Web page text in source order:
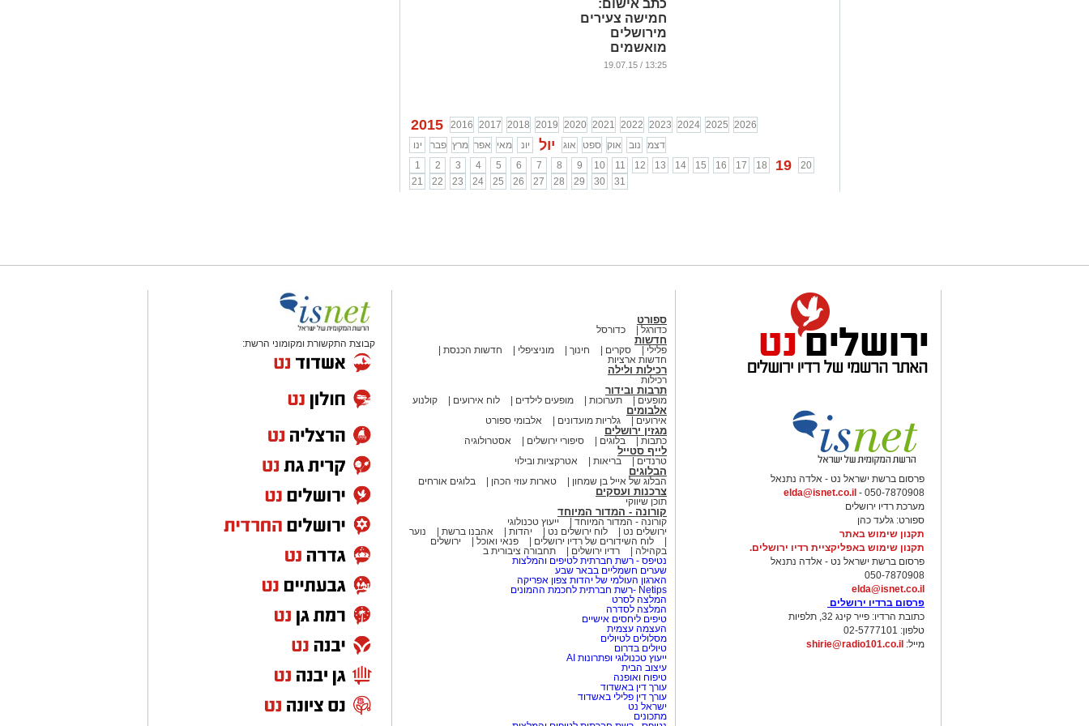
כתב אישום:
חמישה צעירים
מירושלים
מואשמים
בתקיפת אדם
13:25 / 19.07.15
2015 2016 2017 2018 2019 2020 2021 2022 2023 2024 2025 2026
ינו
פבר מרץ אפר מאי יונ יול אוג ספט אוק נוב
דצמ
1
2 3 4 5 6 7 8 9 10 11 12 13 14 15 16 17 18 19
20
21
22 23 24 25 26 27 28 29 30 31
פרסום ברשת ישראל נט - אלדה נתנאל
050-7870908 -
elda@isnet.co.il
מערכת רדיו ירושלים
ספורט: גלעד כהן
תקנון שימוש באתר
תקנון שימוש באפליקציית רדיו ירושלים.
פרסום ברשת ישראל נט - אלדה נתנאל
050-7870908
elda@isnet.co.il
פרסום ברדיו ירושלים
כתובת הרדיו: פייר קינג 32, תלפיות
טלפון: 02-5777101
מייל: shirie@radio101.co.il
ספורט
כדורגל כדורסל
חדשות
פלילי סקרים חינוך מוניציפלי
חדשות הכנסת
חדשות ארציות
רכילות ולילה
רכילות
תרבות ובידור
מופעים תערוכות מופעים לילדים לוח אירועים קולנוע
אלבומים
אירועים גלריות מועדונים אלבומי ספורט
מגזין ירושלים
כתבות בלוגים סיפורי ירושלים אסטרולוגיה
לייף סטייל
טרנדים בריאות אטרקציות ובילוי
הבלוגים
הבלוג של אייל בן שמחון טארות עוזי הכהן בלוגים אורחים
צרכנות ועסקים
תוכן שיווקי
קורונה - המדור המיוחד
קורונה - המדור המיוחד
ייעוץ טכנולוגי
ירושלים נט
לוח ירושלים נט יהדות אהבנו ברשת
נוער
לוח השידורים של רדיו ירושלים
פנאי ואוכל
ירושלים
בקהילה
רדיו ירושלים
תחבורה ציבורית ב
נטיפס - רשת חברתית לטיפים והמלצות
שערים חשמליים בבאר שבע
הארגון העולמי של יהדות צפון אפריקה
Netips -רשת חברתית לחכמת ההמונים
המלצה לסרט
המלצה לסדרה
טיפים ליחסים אישיים
העצמה עצמית
מסלולים לטיולים
טיולים בדרום
ייעוץ טכנולוגי ופתרונות AI
עיצוב הבית
טיפוח ואופנה
עורך דין באשדוד
עורך דין פלילי באשדוד
ישראל נט
מתכונים
קבוצת התקשורת ומקומוני הרשת: